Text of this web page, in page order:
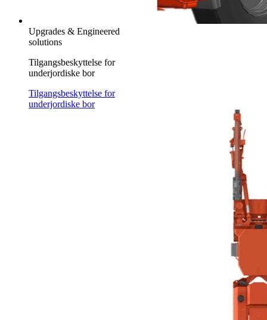
Upgrades & Engineered
solutions
Tilgangsbeskyttelse for
underjordiske bor
Tilgangsbeskyttelse for
underjordiske bor